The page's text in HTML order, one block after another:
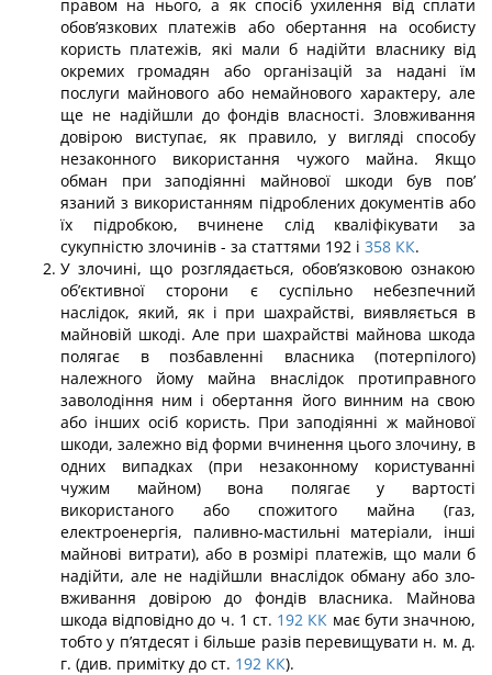
правом на нього, а як спосіб ухилення від сплати
обов’язкових платежів або обертання на особисту
користь платежів, які мали б надійти власнику від
окре­мих громадян або організацій за надані їм
послуги майнового або немайнового характеру, але
ще не надійшли до фондів власності. Зловживання
довірою виступає, як правило, у вигляді способу
незаконного використання чужого майна. Якщо
обман при заподіянні майнової шкоди був пов’
язаний з використанням підроблених до­кументів або
їх підробкою, вчинене слід кваліфікувати за
сукупністю злочинів - за статтями 192 і 358 КК.
У злочині, що розглядається, обов’язковою ознакою
об’єктивної сторони є сус­пільно небезпечний
наслідок, який, як і при шахрайстві, виявляється в
майновій шкоді. Але при шахрайстві майнова шкода
полягає в позбавленні власника (потерпі­лого)
належного йому майна внаслідок протиправного
заволодіння ним і обертання його винним на свою
або інших осіб користь. При заподіянні ж майнової
шкоди, за­лежно від форми вчинення цього злочину, в
одних випадках (при незаконному корис­туванні
чужим майном) вона полягає у вартості
використаного або спожитого майна (газ,
електроенергія, паливно-мастильні матеріали, інші
майнові витрати), або в розмірі платежів, що мали б
надійти, але не надійшли внаслідок обману або зло­
вживання довірою до фондів власника. Майнова
шкода відповідно до ч. 1 ст. 192 КК має бути значною,
тобто у п’ятдесят і більше разів перевищувати н. м. д.
г. (див. при­мітку до ст. 192 КК).